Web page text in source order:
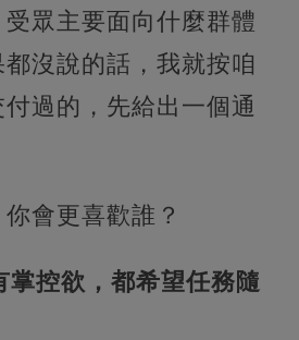
眾主要面向什麼群體
沒說的話，我就按咱
過的，先給出一個通
會更喜歡誰？
掌控欲，都希望任務隨